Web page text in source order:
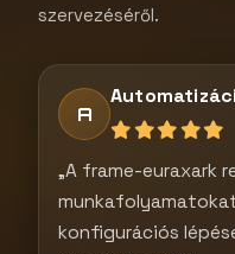
szervezéséről.
A
„A frame-euraxark
konfigurációs